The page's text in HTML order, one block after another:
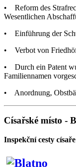
• Reform des
Wesentlichen
• Einführung der
• Verbot von
• Durch ein Patent
Familiennamen
• Anordnung,
Císařské místo -
Inspekční cesty